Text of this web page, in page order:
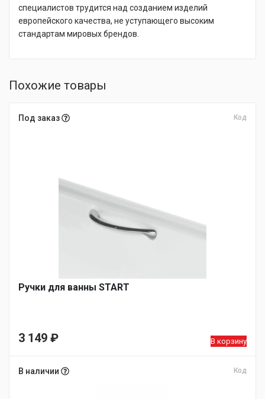
специалистов трудится над созданием изделий
европейского качества, не уступающего высоким
стандартам мировых брендов.
Похожие товары
Под заказ Код
Ручки для ванны START
3 149 ₽ В корзину
В наличии Код